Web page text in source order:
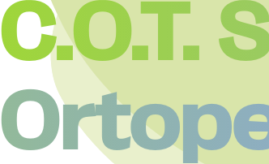
C.O.T.